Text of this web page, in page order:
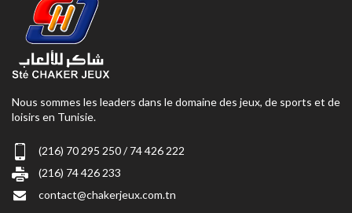
Nous sommes les leaders dans le domaine des jeux, de sports et de
loisirs en Tunisie.
(216) 70 295 250 / 74 426 222
(216) 74 426 233
contact@chakerjeux.com.tn